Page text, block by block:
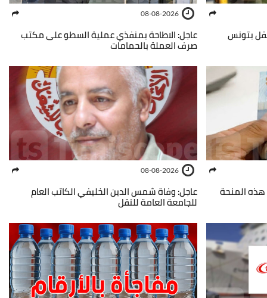
بتونس
08-08-2026
عاجل: الاطاحة بمنفذي عملية السطو على مكتب
صرف العملة بالحمامات
هذه المنحة
08-08-2026
عاجل: وفاة شمس الدين الخليفي الكاتب العام
للجامعة العامة للنقل